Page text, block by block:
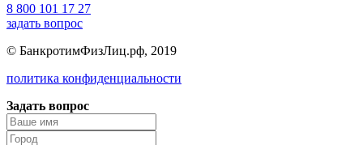
8 800 101 17 27
задать вопрос
© БанкротимФизЛиц.рф, 2019
политика конфиденциальности
Задать вопрос